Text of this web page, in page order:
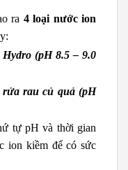
ra 4 loại nước ion
(pH 8.5 – 9.0
rửa rau củ quả (pH
tự pH và thời gian
ion kiềm để có sức